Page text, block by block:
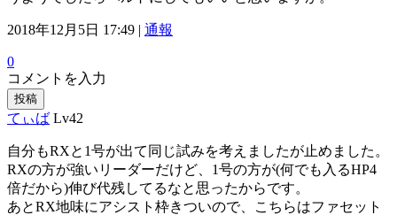
2018年12月5日 17:49 | 通報
0
コメントを入力
投稿
てぃば Lv42
自分もRXと1号が出て同じ試みを考えましたが止めました。
RXの方が強いリーダーだけど、1号の方が(何でも入るHP4
倍だから)伸び代残してるなと思ったからです。
あとRX地味にアシスト枠きついので、こちらはファセット